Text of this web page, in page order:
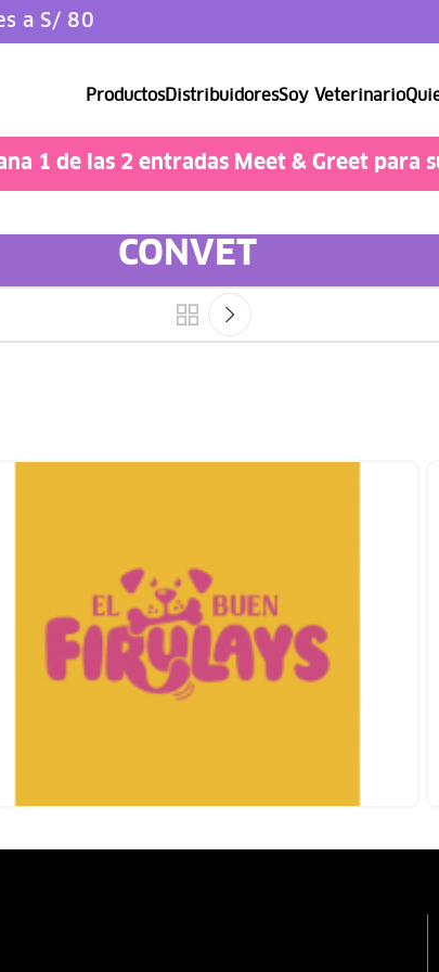
a S/ 80
ProductosDistribuidoresSoy Veterinario
1 de las 2 entradas Meet & Greet para
CONVET